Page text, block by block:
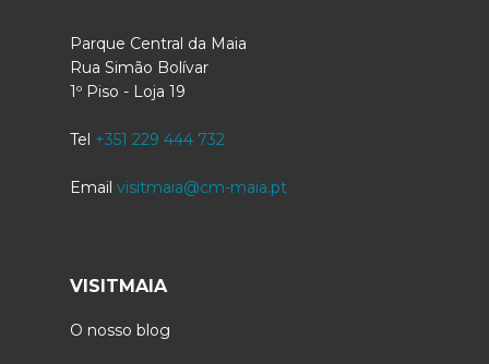
Parque Central da Maia
Rua Simão Bolívar
1º Piso - Loja 19
Tel +351 229 444 732
Email visitmaia@cm-maia.pt
VISITMAIA
O nosso blog